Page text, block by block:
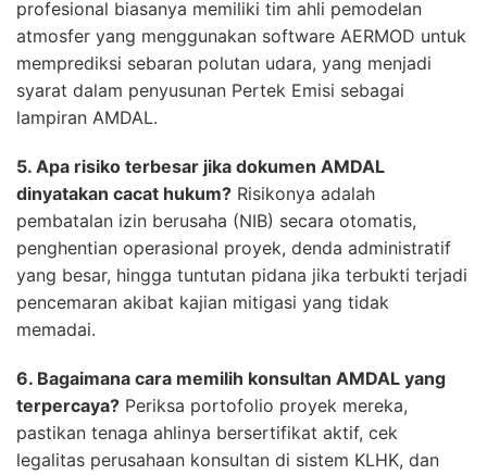
profesional biasanya memiliki tim ahli pemodelan
atmosfer yang menggunakan software AERMOD untuk
memprediksi sebaran polutan udara, yang menjadi
syarat dalam penyusunan Pertek Emisi sebagai
lampiran AMDAL.
5. Apa risiko terbesar jika dokumen AMDAL
dinyatakan cacat hukum? Risikonya adalah
pembatalan izin berusaha (NIB) secara otomatis,
penghentian operasional proyek, denda administratif
yang besar, hingga tuntutan pidana jika terbukti terjadi
pencemaran akibat kajian mitigasi yang tidak
memadai.
6. Bagaimana cara memilih konsultan AMDAL yang
terpercaya? Periksa portofolio proyek mereka,
pastikan tenaga ahlinya bersertifikat aktif, cek
legalitas perusahaan konsultan di sistem KLHK, dan